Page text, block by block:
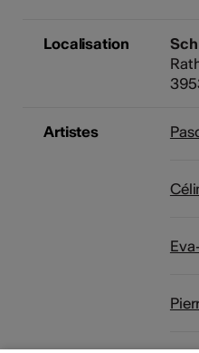
Localisation
Artistes